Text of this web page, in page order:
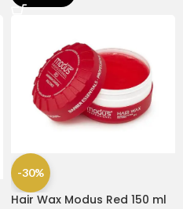
-30%
Hair Wax Modus Red 150 ml